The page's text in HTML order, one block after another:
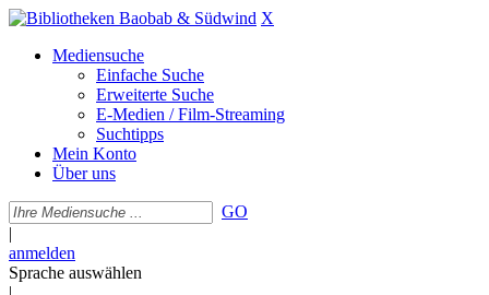
X
Mediensuche
Einfache Suche
Erweiterte Suche
E-Medien / Film-Streaming
Suchtipps
Mein Konto
Über uns
GO
|
anmelden
Sprache auswählen